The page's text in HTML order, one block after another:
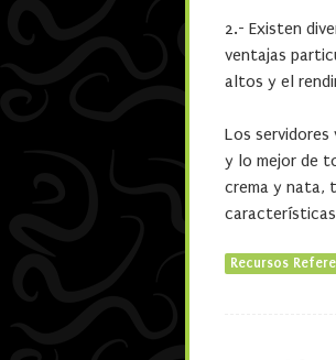
2.- Existen
ventajas
altos y el
Los
y lo mejor de
crema y nata,
Recursos